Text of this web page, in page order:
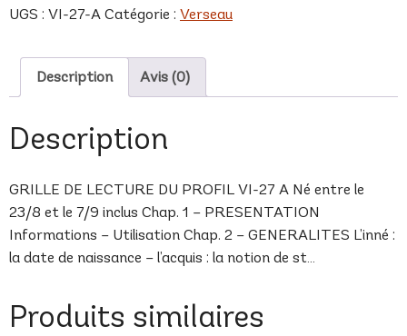
27
UGS : VI-27-A Catégorie : Verseau
Description Avis (0)
Description
GRILLE DE LECTURE DU PROFIL VI-27 A Né entre le
23/8 et le 7/9 inclus Chap. 1 – PRESENTATION
Informations – Utilisation Chap. 2 – GENERALITES L’inné :
la date de naissance – l’acquis : la notion de st…
Produits similaires